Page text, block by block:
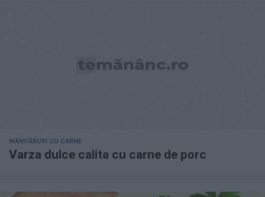
MÂNCĂRURI CU CARNE
Varza dulce calita cu carne de porc